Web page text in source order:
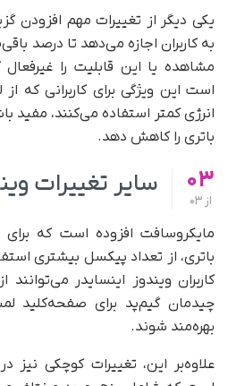
یکی دیگر از تغییرات مهم افزودن
به کاربران اجازه می‌دهد تا درصد
مشاهده یا این قابلیت را غیرفعال
است این ویژگی برای کاربرانی که
انرژی کمتر استفاده می‌کنند، مفید
باتری را کاهش دهد.
03
از 03
سایر تغییرات
مایکروسافت افزوده است که
باتری، از تعداد پیکسل بیشتری
کاربران ویندوز اینسایدر
بهره‌مند شوند.